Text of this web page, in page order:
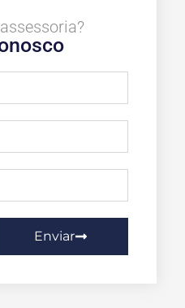
Enviar